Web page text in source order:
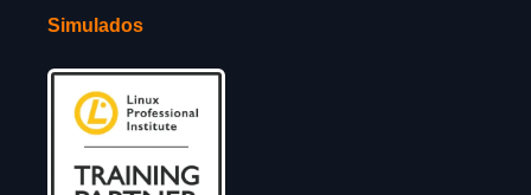
Simulados